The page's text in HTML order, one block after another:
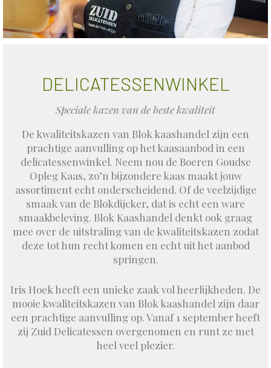
DELICATESSENWINKEL
Speciale kazen van de beste kwaliteit
De kwaliteitskazen van Blok kaashandel zijn een
prachtige aanvulling op het kaasaanbod in een
delicatessenwinkel. Neem nou de Boeren Goudse
Opleg Kaas, zo’n bijzondere kaas maakt jouw
assortiment echt onderscheidend. Of de veelzijdige
smaak van de Blokdijcker, dat is echt een ware
smaakbeleving. Blok Kaashandel denkt ook graag
mee over de uitstraling van de kwaliteitskazen zodat
deze tot hun recht komen en echt uit het aanbod
springen.
Iris Hoek heeft een unieke zaak vol heerlijkheden. De
mooie kwaliteitskazen van Blok kaashandel zijn daar
een prachtige aanvulling op. Vanaf 1 september heeft
zij Zuid Delicatessen overgenomen en runt ze met
heel veel plezier.